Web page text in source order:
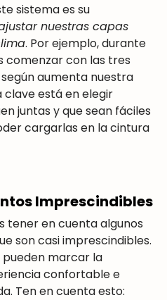
sistema es su
nuestras capas
. Por ejemplo, durante
comenzar con las tres
aumenta nuestra
está en elegir
juntas y que sean fáciles
cargarlas en la cintura
Imprescindibles
tener en cuenta algunos
son casi imprescindibles.
marcar la
confortable e
Ten en cuenta esto: